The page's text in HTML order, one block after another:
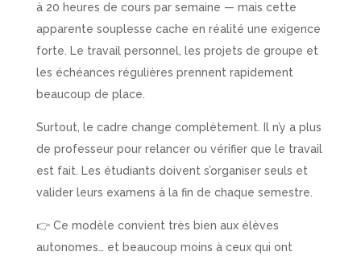
à 20 heures de cours par semaine — mais cette
apparente souplesse cache en réalité une exigence
forte. Le travail personnel, les projets de groupe et
les échéances régulières prennent rapidement
beaucoup de place.
Surtout, le cadre change complètement. Il n’y a plus
de professeur pour relancer ou vérifier que le travail
est fait. Les étudiants doivent s’organiser seuls et
valider leurs examens à la fin de chaque semestre.
👉 Ce modèle convient très bien aux élèves
autonomes… et beaucoup moins à ceux qui ont